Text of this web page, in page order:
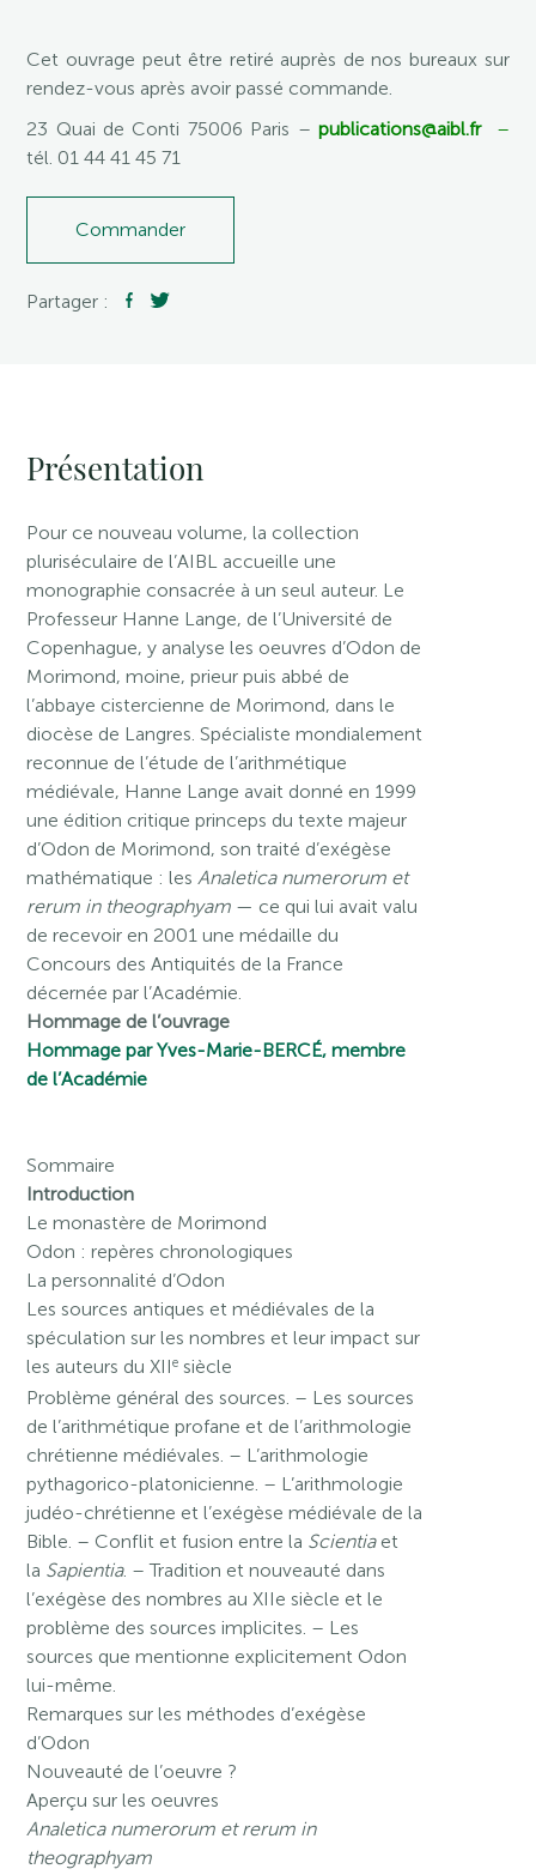
Cet ouvrage peut être retiré auprès de nos bureaux sur
rendez-vous après avoir passé commande.
23 Quai de Conti 75006 Paris – publications@aibl.fr–
tél. 01 44 41 45 71
Commander
Partager :
Présentation
Pour ce nouveau volume, la collection
pluriséculaire de l’AIBL accueille une
monographie consacrée à un seul auteur. Le
Professeur Hanne Lange, de l’Université de
Copenhague, y analyse les oeuvres d’Odon de
Morimond, moine, prieur puis abbé de
l’abbaye cistercienne de Morimond, dans le
diocèse de Langres. Spécialiste mondialement
reconnue de l’étude de l’arithmétique
médiévale, Hanne Lange avait donné en 1999
une édition critique princeps du texte majeur
d’Odon de Morimond, son traité d’exégèse
mathématique : lesAnaletica numerorum et
rerum in theographyam — ce qui lui avait valu
de recevoir en 2001 une médaille du
Concours des Antiquités de la France
décernée par l’Académie.
Hommage de l’ouvrage
Hommage par Yves-Marie-BERCÉ, membre
de l’Académie
Sommaire
Introduction
Le monastère de Morimond
Odon : repères chronologiques
La personnalité d’Odon
Les sources antiques et médiévales de la
spéculation sur les nombres et leur impact sur
les auteurs du XIIe siècle
Problème général des sources. – Les sources
de l’arithmétique profane et de l’arithmologie
chrétienne médiévales. – L’arithmologie
pythagorico-platonicienne. – L’arithmologie
judéo-chrétienne et l’exégèse médiévale de la
Bible. – Conflit et fusion entre la Scientiaet
la Sapientia. – Tradition et nouveauté dans
l’exégèse des nombres au XIIe siècle et le
problème des sources implicites. – Les
sources que mentionne explicitement Odon
lui-même.
Remarques sur les méthodes d’exégèse
d’Odon
Nouveauté de l’oeuvre ?
Aperçu sur les oeuvres
Analetica numerorum et rerum in
theographyam